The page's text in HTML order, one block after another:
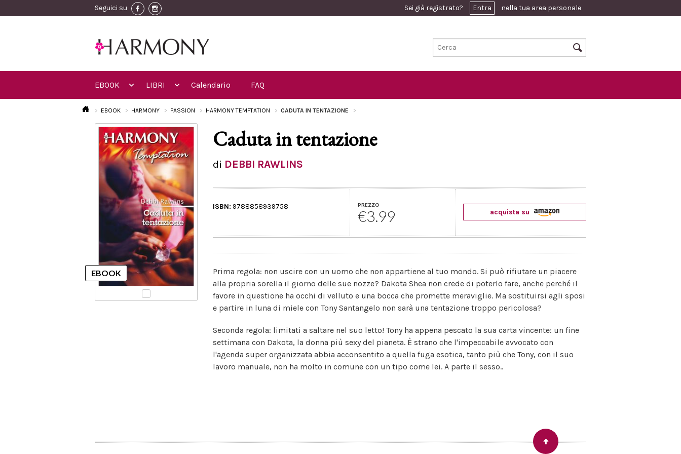
Seguici su Sei già registrato? Entra nella tua area personale
EBOOK LIBRI Calendario FAQ
EBOOK HARMONY PASSION HARMONY TEMPTATION CADUTA IN TENTAZIONE
Caduta in tentazione
di DEBBI RAWLINS
ISBN: 9788858939758 PREZZO
€3.99 acquista su
Prima regola: non uscire con un uomo che non appartiene al tuo mondo. Si può rifiutare un piacere
alla propria sorella il giorno delle sue nozze? Dakota Shea non crede di poterlo fare, anche perché il
favore in questione ha occhi di velluto e una bocca che promette meraviglie. Ma sostituirsi agli sposi
e partire in luna di miele con Tony Santangelo non sarà una tentazione troppo pericolosa?
Seconda regola: limitati a saltare nel suo letto! Tony ha appena pescato la sua carta vincente: un fine
settimana con Dakota, la donna più sexy del pianeta. È strano che l'impeccabile avvocato con
l'agenda super organizzata abbia acconsentito a quella fuga esotica, tanto più che Tony, con il suo
lavoro manuale, non ha molto in comune con un tipo come lei. A parte il sesso..